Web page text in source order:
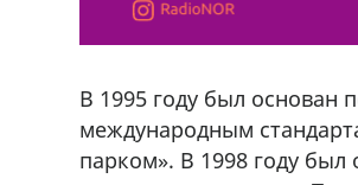
В 1995 году был основан
международным
парком». В 1998 году